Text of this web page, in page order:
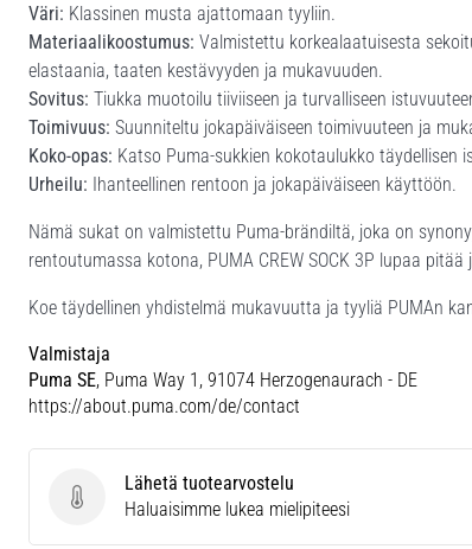
Väri: Klassinen musta ajattomaan tyyliin.
Materiaalikoostumus: Valmistettu korkealaatuisesta
elastaania, taaten kestävyyden ja mukavuuden.
Sovitus: Tiukka muotoilu tiiviiseen ja turvalliseen
Toimivuus: Suunniteltu jokapäiväiseen toimivuuteen ja
Koko-opas: Katso Puma-sukkien kokotaulukko täydellisen
Urheilu: Ihanteellinen rentoon ja jokapäiväiseen käyttöön.
Nämä sukat on valmistettu Puma-brändiltä, joka on
rentoutumassa kotona, PUMA CREW SOCK 3P lupaa
Koe täydellinen yhdistelmä mukavuutta ja tyyliä PUMAn
Valmistaja
Puma SE, Puma Way 1, 91074 Herzogenaurach - DE
https://about.puma.com/de/contact
Lähetä tuotearvostelu
Lähetä tuotearvostelu
Haluaisimme lukea mielipiteesi